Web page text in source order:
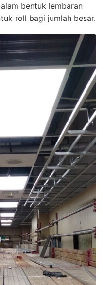
bentuk lembaran
roll bagi jumlah besar.